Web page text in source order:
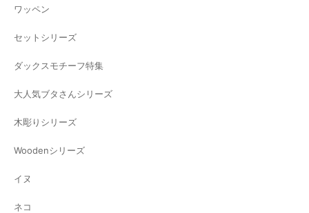
ワッペン
セットシリーズ
ダックスモチーフ特集
大人気ブタさんシリーズ
木彫りシリーズ
Woodenシリーズ
イヌ
ネコ